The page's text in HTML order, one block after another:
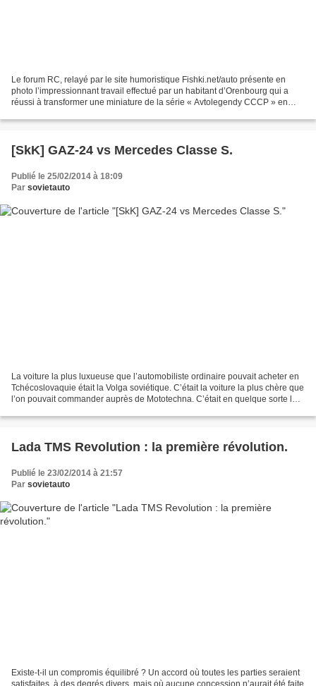
Le forum RC, relayé par le site humoristique Fishki.net/auto présente en
photo l’impressionnant travail effectué par un habitant d’Orenbourg qui a
réussi à transformer une miniature de la série « Avtolegendy CCCP » en
[SkK] GAZ-24 vs Mercedes Classe S.
Publié le 25/02/2014 à 18:09
Par sovietauto
La voiture la plus luxueuse que l’automobiliste ordinaire pouvait acheter en
Tchécoslovaquie était la Volga soviétique. C’était la voiture la plus chère que
l’on pouvait commander auprès de Mototechna. C’était en quelque sorte la «
Lada TMS Revolution : la première révolution.
Publié le 23/02/2014 à 21:57
Par sovietauto
Existe-t-il un compromis équilibré ? Un accord où toutes les parties seraient
satisfaites, à des degrés divers, mais où aucune concession n’aurait été faite